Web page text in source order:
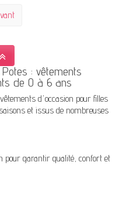
: vêtements
de 0 à 6 ans
d'occasion pour filles
et issus de nombreuses
pour garantir qualité, confort et